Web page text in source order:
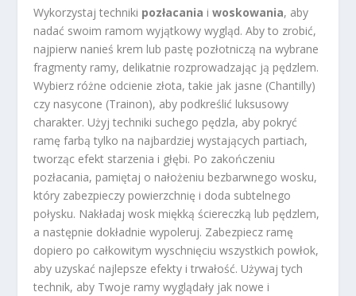
Wykorzystaj techniki pozłacania iwoskowania, aby
nadać swoim ramom wyjątkowy wygląd. Aby to zrobić,
najpierw nanieś krem lub pastę pozłotniczą na wybrane
fragmenty ramy, delikatnie rozprowadzając ją pędzlem.
Wybierz różne odcienie złota, takie jak jasne (Chantilly)
czy nasycone (Trainon), aby podkreślić luksusowy
charakter. Użyj techniki suchego pędzla, aby pokryć
ramę farbą tylko na najbardziej wystających partiach,
tworząc efekt starzenia i głębi. Po zakończeniu
pozłacania, pamiętaj o nałożeniu bezbarwnego wosku,
który zabezpieczy powierzchnię i doda subtelnego
połysku. Nakładaj wosk miękką ściereczką lub pędzlem,
a następnie dokładnie wypoleruj. Zabezpiecz ramę
dopiero po całkowitym wyschnięciu wszystkich powłok,
aby uzyskać najlepsze efekty i trwałość. Używaj tych
technik, aby Twoje ramy wyglądały jak nowe i